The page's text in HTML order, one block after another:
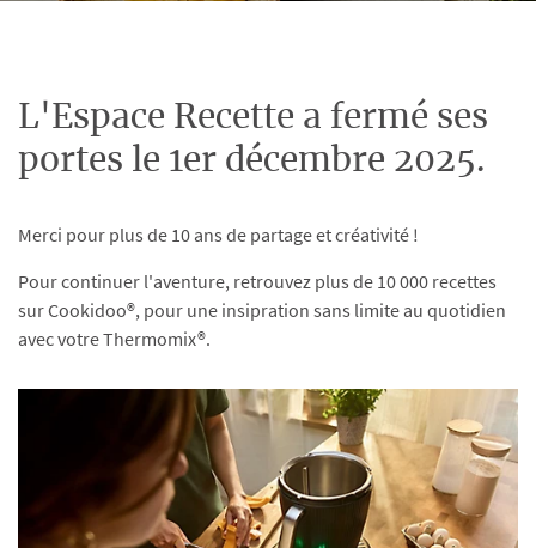
L'Espace Recette a fermé ses
portes le 1er décembre 2025.
Merci pour plus de 10 ans de partage et créativité !
Pour continuer l'aventure, retrouvez plus de 10 000 recettes
sur Cookidoo®, pour une insipration sans limite au quotidien
avec votre Thermomix®.